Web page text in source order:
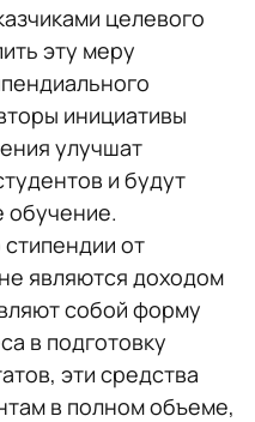
целевого
эту меру
инициативы
улучшат
и будут
обучение.
от
являются доходом
собой форму
в подготовку
эти средства
в полном объеме,